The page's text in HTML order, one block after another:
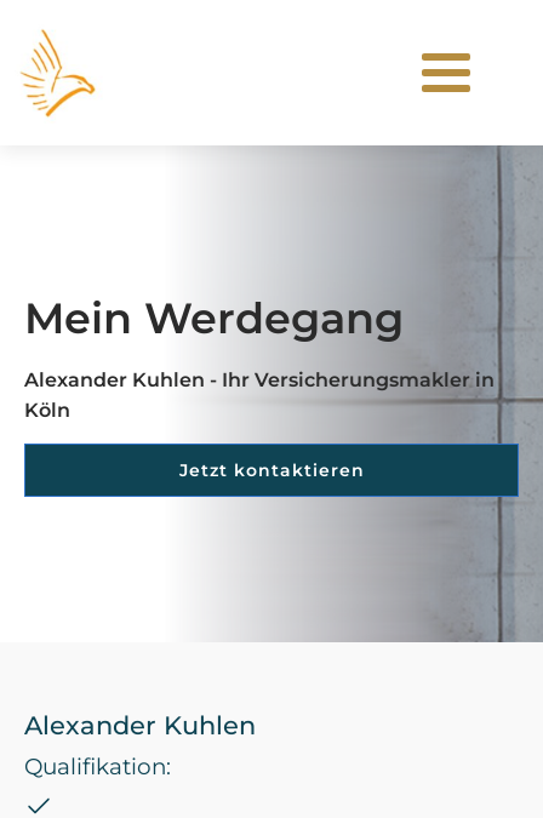
Mein Werdegang
Alexander Kuhlen - Ihr Versicherungsmakler in
Köln
Jetzt kontaktieren
Alexander Kuhlen
Qualifikation: